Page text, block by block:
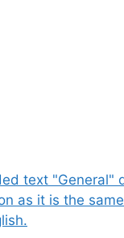
text "General"
as it is the